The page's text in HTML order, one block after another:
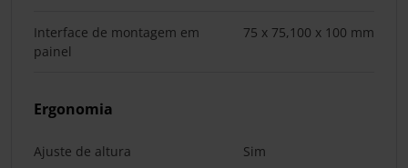
Interface de montagem em
painel
75 x 75,100 x 100 mm
Ergonomia
Ajuste de altura Sim